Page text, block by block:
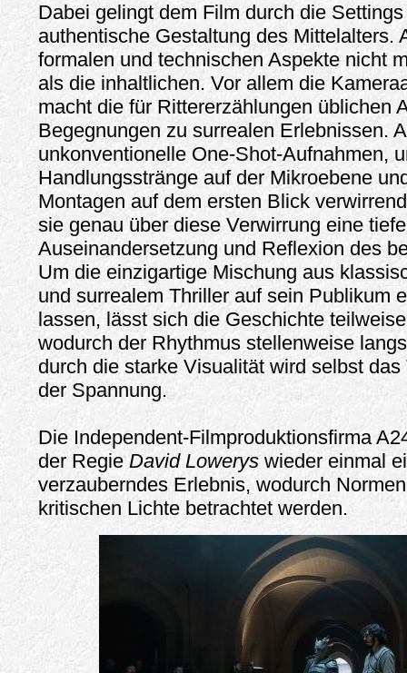
Dabei gelingt dem Film durch die
authentische Gestaltung des Mittelalters.
formalen und technischen Aspekte nicht
als die inhaltlichen. Vor allem die
macht die für Rittererzählungen üblichen
Begegnungen zu surrealen Erlebnissen.
unkonventionelle One-Shot-Aufnahmen,
Handlungsstränge auf der Mikroebene
Montagen auf dem ersten Blick
sie genau über diese Verwirrung eine
Auseinandersetzung und Reflexion des
Um die einzigartige Mischung aus
und surrealem Thriller auf sein Publikum
lassen, lässt sich die Geschichte
wodurch der Rhythmus stellenweise
durch die starke Visualität wird selbst das
der Spannung.
Die Independent-Filmproduktionsfirma
der RegieDavid Loweryswieder einmal
verzauberndes Erlebnis, wodurch
kritischen Lichte betrachtet werden.